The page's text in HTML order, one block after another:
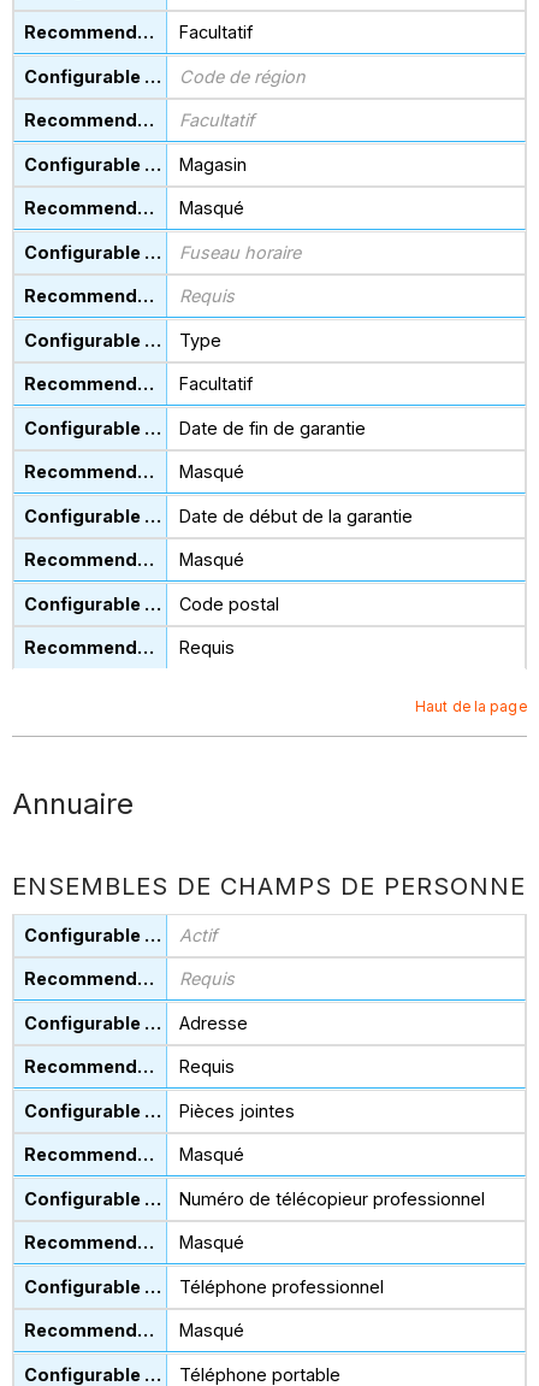
Facultatif
Code de région
Facultatif
Magasin
Masqué
Fuseau horaire
Requis
Type
Facultatif
Date de fin de garantie
Masqué
Date de début de la garantie
Masqué
Code postal
Requis
Haut de la page
Annuaire
ENSEMBLES DE CHAMPS DE PERSONNE
Actif
Requis
Adresse
Requis
Pièces jointes
Masqué
Numéro de télécopieur professionnel
Masqué
Téléphone professionnel
Masqué
Téléphone portable